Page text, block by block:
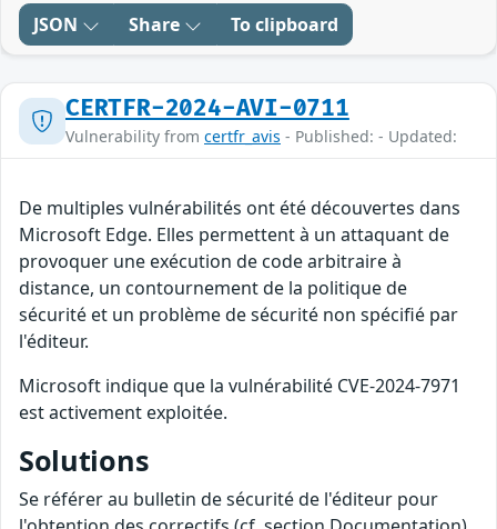
JSON Share To clipboard
CERTFR-2024-AVI-0711
Vulnerability from certfr_avis - Published: - Updated:
De multiples vulnérabilités ont été découvertes dans
Microsoft Edge. Elles permettent à un attaquant de
provoquer une exécution de code arbitraire à
distance, un contournement de la politique de
sécurité et un problème de sécurité non spécifié par
l'éditeur.
Microsoft indique que la vulnérabilité CVE-2024-7971
est activement exploitée.
Solutions
Se référer au bulletin de sécurité de l'éditeur pour